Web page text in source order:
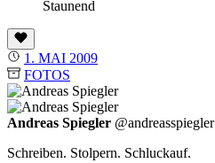
Staunend
1. MAI 2009
FOTOS
Andreas Spiegler @andreasspiegler
Schreiben. Stolpern. Schluckauf.